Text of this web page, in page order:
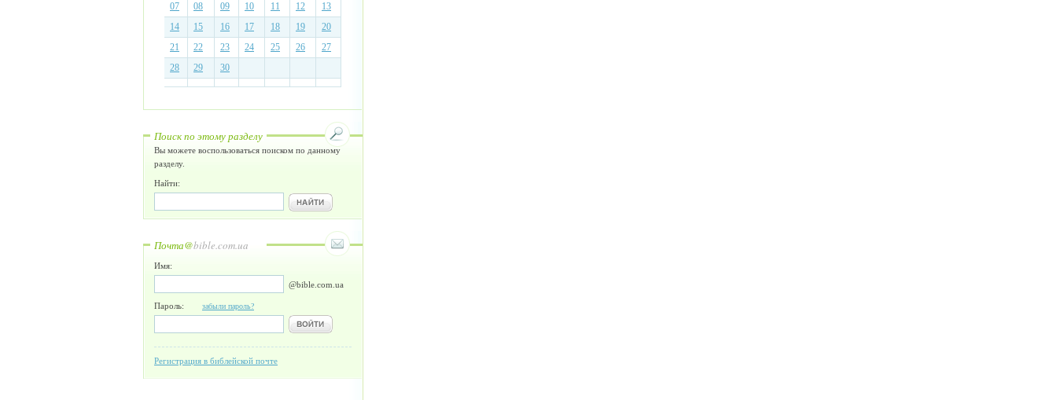
07
08 09 10 11 12
13
14
15 16 17 18 19
20
21
22 23 24 25 26
27
28
29 30
Поиск по этому разделу
Вы можете воспользоваться поиском по данному
разделу.
Найти:
Почта@bible.com.ua
Имя:
@bible.com.ua
Пароль: забыли пароль?
Регистрация в библейской почте